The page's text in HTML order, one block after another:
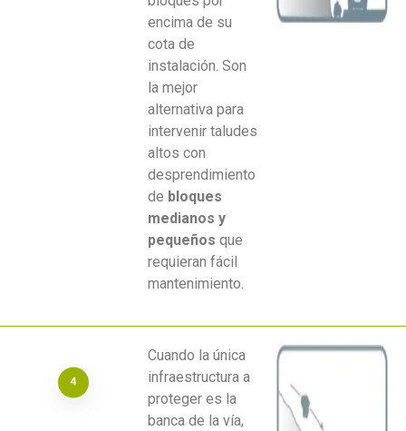
encima de su
cota de
instalación. Son
la mejor
alternativa para
intervenir taludes
altos con
desprendimiento
de bloques
medianos y
pequeños que
requieran fácil
mantenimiento.
Cuando la única
infraestructura a
proteger es la
banca de la vía,